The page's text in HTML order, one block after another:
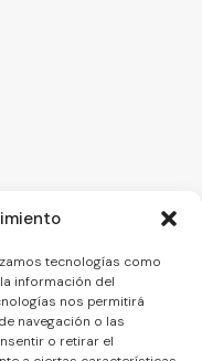
tecnologías como
información del
nos permitirá
navegación o las
o retirar el